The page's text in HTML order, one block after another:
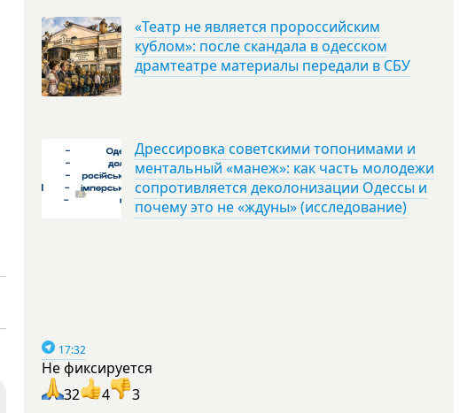
«Театр не является пророссийским
кублом»: после скандала в одесском
драмтеатре материалы передали в СБУ
Дрессировка советскими топонимами и
ментальный «манеж»: как часть молодежи
сопротивляется деколонизации Одессы и
почему это не «ждуны» (исследование)
17:32
Не фиксируется
32
4 3